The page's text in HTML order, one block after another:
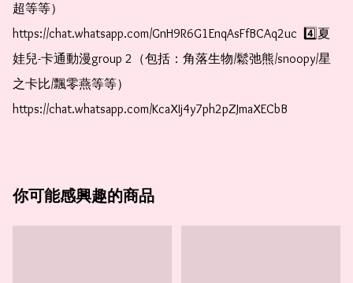
超等等）
https://chat.whatsapp.com/GnH9R6G1EnqAsFfBCAq2uc  4️⃣夏
娃兒-卡通動漫group 2（包括：角落生物/鬆弛熊/snoopy/星
之卡比/飄零燕等等）
https://chat.whatsapp.com/KcaXIj4y7ph2pZJmaXECbB
你可能感興趣的商品